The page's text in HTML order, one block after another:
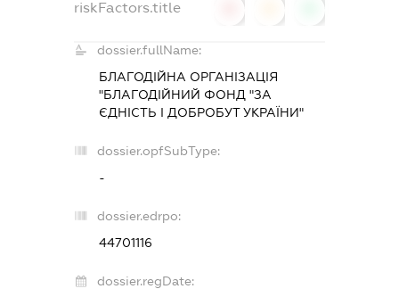
riskFactors.title
dossier.fullName:
БЛАГОДІЙНА ОРГАНІЗАЦІЯ
"БЛАГОДІЙНИЙ ФОНД "ЗА
ЄДНІСТЬ І ДОБРОБУТ УКРАЇНИ"
dossier.opfSubType:
-
dossier.edrpo:
44701116
dossier.regDate: